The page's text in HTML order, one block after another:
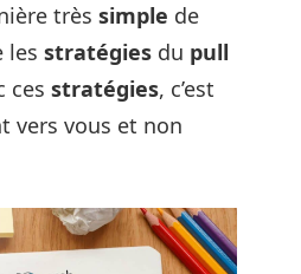
très simple de
les stratégies du pull
ces stratégies, c’est
vers vous et non